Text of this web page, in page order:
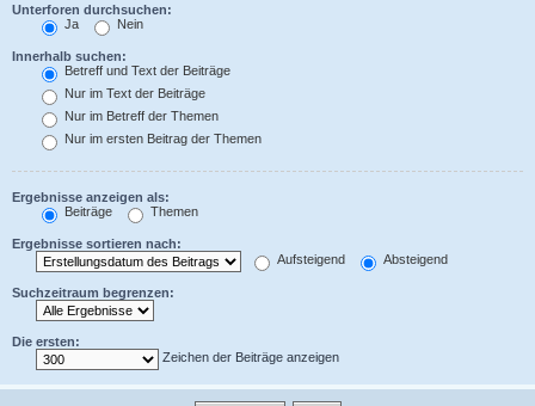
Unterforen durchsuchen:
Ja
Nein
Innerhalb suchen:
Betreff und Text der Beiträge
Nur im Text der Beiträge
Nur im Betreff der Themen
Nur im ersten Beitrag der Themen
Ergebnisse anzeigen als:
Beiträge
Themen
Ergebnisse sortieren nach:
Aufsteigend
Absteigend
Suchzeitraum begrenzen:
Die ersten:
Zeichen der Beiträge anzeigen